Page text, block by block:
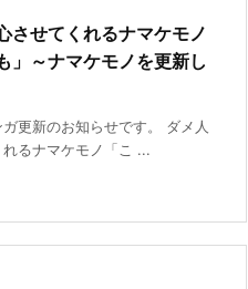
させてくれるナマケモノ
」～ナマケモノを更新し
更新のお知らせです。 ダメ人
るナマケモノ「こ ...